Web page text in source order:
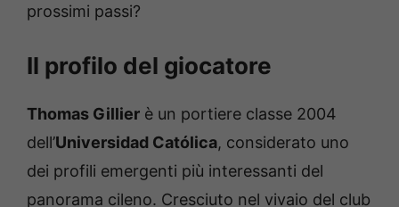
prossimi passi?
Il profilo del giocatore
Thomas Gillier è un portiere classe 2004
dell’Universidad Católica, considerato uno
dei profili emergenti più interessanti del
panorama cileno. Cresciuto nel vivaio del club